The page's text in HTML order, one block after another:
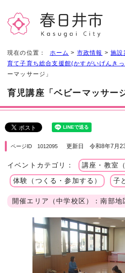
現在の位置： ホーム > 市政情報 >施設
育て子育ち総合支援館(かすがいげんき
ーマッサージ」
育児講座「ベビーマッサー
ページID 1012095 更新日 令和8年7月
イベントカテゴリ： 講座・教室
体験（つくる・参加する） 子
開催エリア（中学校区）：南部地